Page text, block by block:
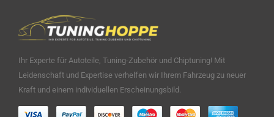
Ihr Experte für Autoteile, Tuning-Zubehör und Chiptuning! Mit
Leidenschaft und Expertise verhelfen wir Ihrem Fahrzeug zu neuer
Kraft und einem individuellen Erscheinungsbild.